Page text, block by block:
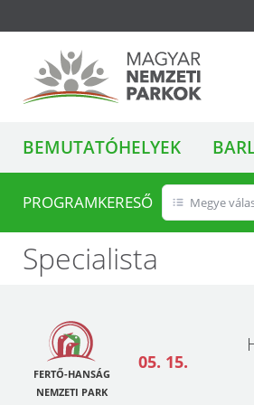
Magyar Nemzeti
Parkok
ALMENÜ
BEMUTATÓHELYEK
PROGRAMKERESŐ Megye
Specialista
FERTŐ-HANSÁG
NEMZETI PARK
05. 15.